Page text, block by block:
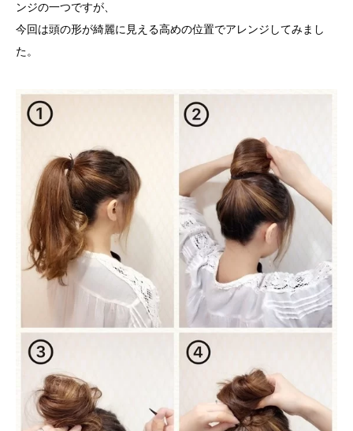
ンジの一つですが、
今回は頭の形が綺麗に見える高めの位置でアレンジしてみまし
た。